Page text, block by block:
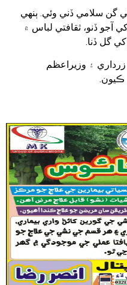
گن سلامي ڏني وئي. ٻنهي
آجو ڏنو، ثقافتي لباس ۾
گل ڏنا.
۽ وزيراعظم
ڪيون.